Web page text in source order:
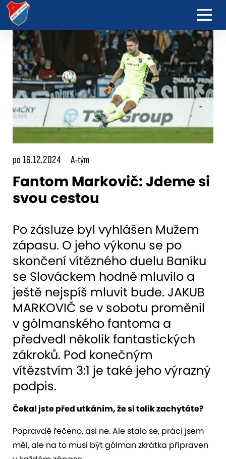
po 16.12.2024 A-tým
Fantom Markovič: Jdeme si
svou cestou
Po zásluze byl vyhlášen Mužem
zápasu. O jeho výkonu se po
skončení vítězného duelu Baníku
se Slováckem hodně mluvilo a
ještě nejspíš mluvit bude. JAKUB
MARKOVIČ se v sobotu proměnil
v gólmanského fantoma a
předvedl několik fantastických
zákroků. Pod konečným
vítězstvím 3:1 je také jeho výrazný
podpis.
Čekal jste před utkáním, že si tolik zachytáte?
Popravdě řečeno, asi ne. Ale stalo se, práci jsem
měl, ale na to musí být gólman zkrátka připraven